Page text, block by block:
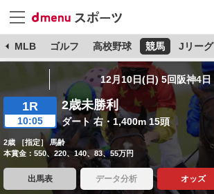
MLB ゴルフ 高校野球 競馬 Jリーグ
12月10日(日) 5回阪神4日
1R
10:05
2歳未勝利
ダート 右・1,400m 15頭
2歳 ［指定］ 馬齢
本賞金：550、220、140、83、55万円
出馬表 データ分析 オッズ